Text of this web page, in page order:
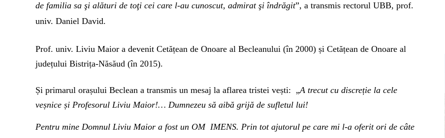
de familia sa şi alături de toţi cei care l-au cunoscut, admirat şi îndrăgit”, a transmis rectorul UBB, prof.
univ. Daniel David.
Prof. univ. Liviu Maior a devenit Cetățean de Onoare al Becleanului (în 2000) și Cetățean de Onoare al
județului Bistrița-Năsăud (în 2015).
Și primarul orașului Beclean a transmis un mesaj la aflarea tristei vești: „A trecut cu discreție la cele
veșnice și Profesorul Liviu Maior!… Dumnezeu să aibă grijă de sufletul lui!
Pentru mine Domnul Liviu Maior a fost un OM IMENS. Prin tot ajutorul pe care mi l-a oferit ori de câte